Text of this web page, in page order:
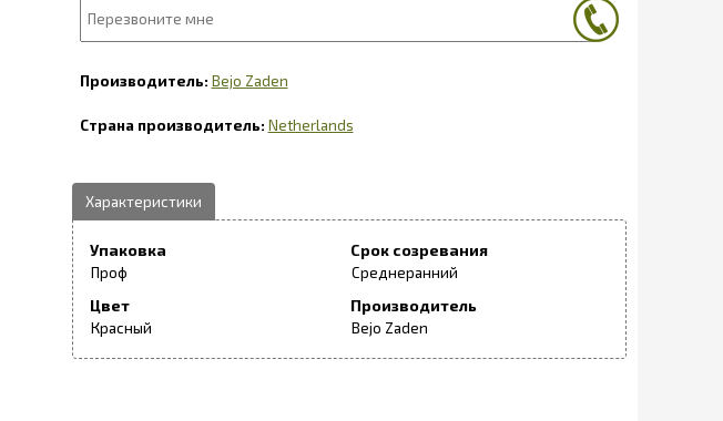
Bejo Zaden
Netherlands
Упаковка
Проф
Срок созревания
Среднеранний
Цвет
Красный
Производитель
Bejo Zaden